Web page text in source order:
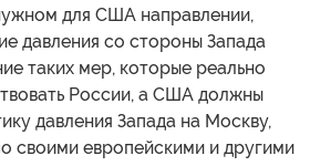
для США направлении,
давления со стороны Запада
таких мер, которые реально
России, а США должны
давления Запада на Москву,
своими европейскими и другими